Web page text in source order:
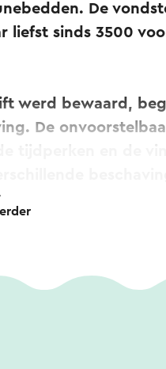
De
liefst sinds 3500
werd bewaard,
De